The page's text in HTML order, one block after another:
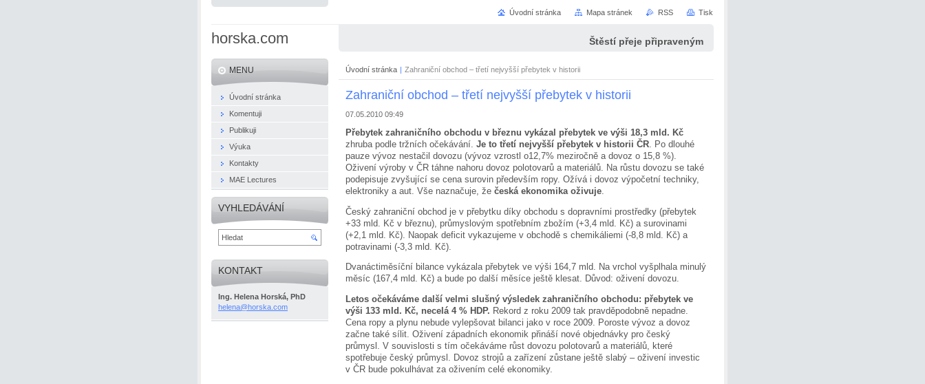
horska.com Štěstí přeje připraveným
Úvodní stránka | Zahraniční obchod – třetí nejvyšší přebytek v historii
Zahraniční obchod – třetí nejvyšší přebytek v historii
07.05.2010 09:49
Přebytek zahraničního obchodu v březnu vykázal přebytek ve výši 18,3 mld. Kč
zhruba podle tržních očekávání. Je to třetí nejvyšší přebytek v historii ČR . Po dlouhé
pauze vývoz nestačil dovozu (vývoz vzrostl o12,7% meziročně a dovoz o 15,8 %).
Oživení výroby v ČR táhne nahoru dovoz polotovarů a materiálů. Na růstu dovozu se také
podepisuje zvyšující se cena surovin především ropy. Ožívá i dovoz výpočetní techniky,
elektroniky a aut. Vše naznačuje, že česká ekonomika oživuje
Český zahraniční obchod je v přebytku díky obchodu s dopravními prostředky (přebytek
+33 mld. Kč v březnu), průmyslovým spotřebním zbožím (+3,4 mld. Kč) a surovinami
(+2,1 mld. Kč). Naopak deficit vykazujeme v obchodě s chemikáliemi (-8,8 mld. Kč) a
potravinami (-3,3 mld. Kč).
Dvanáctiměsíční bilance vykázala přebytek ve výši 164,7 mld. Na vrchol vyšplhala minulý
měsíc (167,4 mld. Kč) a bude po další měsíce ještě klesat. Důvod: oživení dovozu.
Letos očekáváme další velmi slušný výsledek zahraničního obchodu: přebytek ve
výši 133 mld. Kč, necelá 4 % HDP. Rekord z roku 2009 tak pravděpodobně nepadne.
Cena ropy a plynu nebude vylepšovat bilanci jako v roce 2009. Poroste vývoz a dovoz
začne také sílit. Oživení západních ekonomik přináší nové objednávky pro český
průmysl. V souvislosti s tím očekáváme růst dovozu polotovarů a materiálů, které
spotřebuje český průmysl. Dovoz strojů a zařízení zůstane ještě slabý – oživení investic
v ČR bude pokulhávat za oživením celé ekonomiky.
MENU
Úvodní stránka
Komentuji
Publikuji
Výuka
Kontakty
MAE Lectures
VYHLEDÁVÁNÍ
KONTAKT
Ing. Helena Horská, PhD
helena@horska.com
Úvodní stránka Mapa stránek RSS Tisk